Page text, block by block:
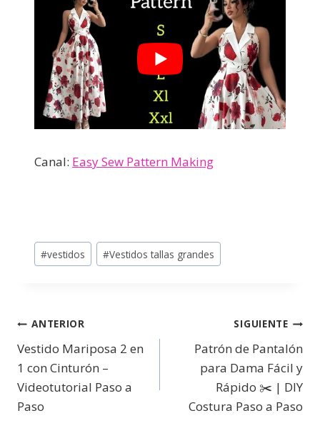
Canal: Easy Sew Pattern Making
#vestidos #Vestidos tallas grandes
ANTERIOR
Vestido Mariposa 2 en
1 con Cinturón –
Videotutorial Paso a
Paso
SIGUIENTE
Patrón de Pantalón
para Dama Fácil y
Rápido ✂️ | DIY
Costura Paso a Paso